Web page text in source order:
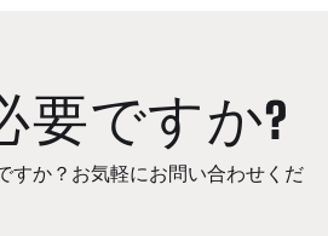
要ですか?
すか？お気軽にお問い合わせくだ